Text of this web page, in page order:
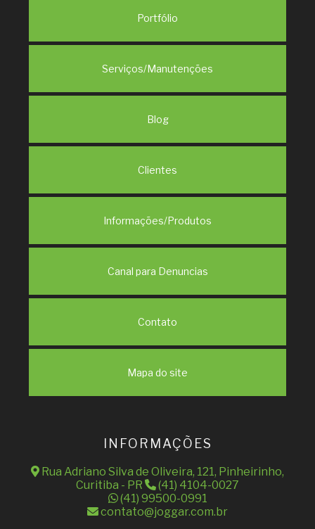
Portfólio
Serviços/Manutenções
Blog
Clientes
Informações/Produtos
Canal para Denuncias
Contato
Mapa do site
INFORMAÇÕES
Rua Adriano Silva de Oliveira, 121, Pinheirinho,
Curitiba - PR
(41) 4104-0027
(41) 99500-0991
contato@joggar.com.br